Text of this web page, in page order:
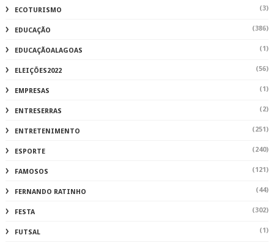
ECOTURISMO (3)
EDUCAÇÃO (386)
EDUCAÇÃOALAGOAS (1)
ELEIÇÕES2022 (56)
EMPRESAS (1)
ENTRESERRAS (2)
ENTRETENIMENTO (251)
ESPORTE (240)
FAMOSOS (121)
FERNANDO RATINHO (44)
FESTA (302)
FUTSAL (1)